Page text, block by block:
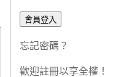
忘記密碼？
歡迎註冊以享全權！